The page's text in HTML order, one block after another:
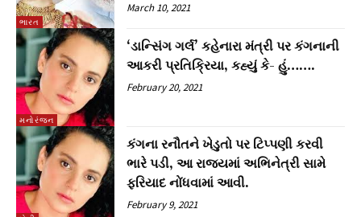
ભારત
March 10, 2021
મનોરંજન
‘ડાન્સિંગ ગર્લ’ કહેનારા મંત્રી પર કંગનાની
આકરી પ્રતિક્રિયા, કહ્યું કે- હું…….
February 20, 2021
કંગના રનૌતને ખેડુતો પર ટિપ્પણી કરવી
ભારે પડી, આ રાજ્યમાં અભિનેત્રી સામે
ફરિયાદ નોંધવામાં આવી.
February 9, 2021